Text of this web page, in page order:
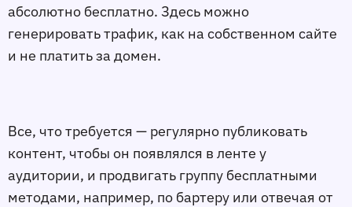
абсолютно бесплатно. Здесь можно
генерировать трафик, как на собственном сайте
и не платить за домен.
Все, что требуется — регулярно публиковать
контент, чтобы он появлялся в ленте у
аудитории, и продвигать группу бесплатными
методами, например, по бартеру или отвечая от